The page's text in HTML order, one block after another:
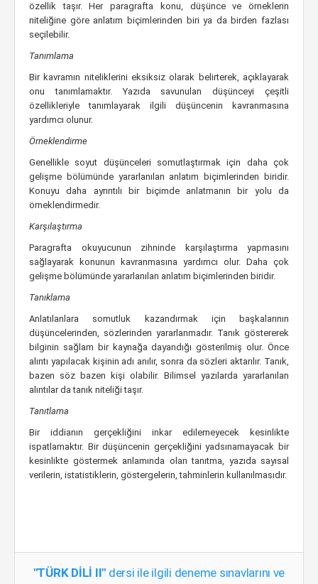
özellik taşır. Her paragrafta konu, düşünce ve örneklerin
niteliğine göre anlatım biçimlerinden biri ya da birden fazlası
seçilebilir.
Tanımlama
Bir kavramın niteliklerini eksiksiz olarak belirterek, açıklayarak
onu tanımlamaktır. Yazıda savunulan düşünceyi çeşitli
özellikleriyle tanımlayarak ilgili düşüncenin kavranmasına
yardımcı olunur.
Örneklendirme
Genellikle soyut düşünceleri somutlaştırmak için daha çok
gelişme bölümünde yararlanılan anlatım biçimlerinden biridir.
Konuyu daha ayrıntılı bir biçimde anlatmanın bir yolu da
örneklendirmedir.
Karşılaştırma
Paragrafta okuyucunun zihninde karşılaştırma yapmasını
sağlayarak konunun kavranmasına yardımcı olur. Daha çok
gelişme bölümünde yararlanılan anlatım biçimlerinden biridir.
Tanıklama
Anlatılanlara somutluk kazandırmak için başkalarının
düşüncelerinden, sözlerinden yararlanmadır. Tanık göstererek
bilginin sağlam bir kaynağa dayandığı gösterilmiş olur. Önce
alıntı yapılacak kişinin adı anılır, sonra da sözleri aktarılır. Tanık,
bazen söz bazen kişi olabilir. Bilimsel yazılarda yararlanılan
alıntılar da tanık niteliği taşır.
Tanıtlama
Bir iddianın gerçekliğini inkar edilemeyecek kesinlikte
ispatlamaktır. Bir düşüncenin gerçekliğini yadsınamayacak bir
kesinlikte göstermek anlamında olan tanıtma, yazıda sayısal
verilerin, istatistiklerin, göstergelerin, tahminlerin kullanılmasıdır.
"TÜRK DİLİ II" dersi ile ilgili deneme sınavlarını ve